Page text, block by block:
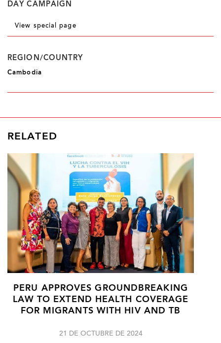
DAY CAMPAIGN
View special page
REGION/COUNTRY
Cambodia
RELATED
PERU APPROVES GROUNDBREAKING
LAW TO EXTEND HEALTH COVERAGE
FOR MIGRANTS WITH HIV AND TB
21 DE OCTUBRE DE 2024